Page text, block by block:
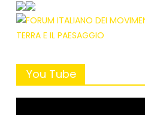
You Tube